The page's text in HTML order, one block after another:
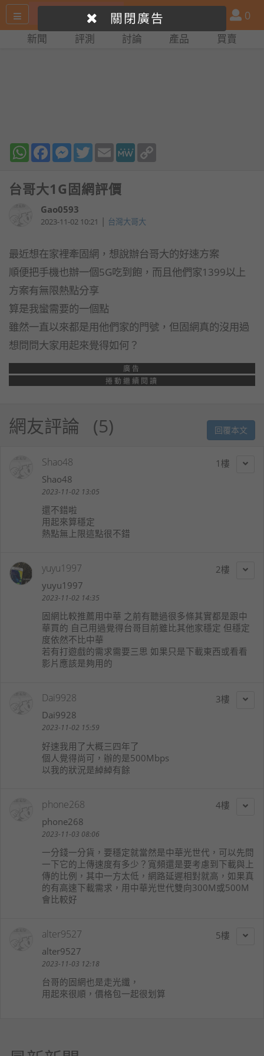
尋
產
品
比
會
員
0
新聞 評測 討論 產品 買賣
WhatsAppFacebookMessenger
TwitterEmail MeWe
台哥大1G固網評價
Gao0593
2023-11-02 10:21 | 台灣大哥大
最近想在家裡牽固網，想說辦台哥大的好速方案
順便把手機也辦一個5G吃到飽，而且他們家1399以上
方案有無限熱點分享
算是我蠻需要的一個點
雖然一直以來都是用他們家的門號，但固網真的沒用過
想問問大家用起來覺得如何？
關閉廣告
廣告
捲動繼續閱讀
網友評論 5 回覆本文
1
Shao48
Shao48
2023-11-02 13:05
還不錯啦
用起來算穩定
熱點無上限這點很不錯
2
yuyu1997
yuyu1997
2023-11-02 14:35
固網比較推薦用中華 之前有聽過很多條其實都是跟中
華買的 自己用過覺得台哥目前雖比其他家穩定 但穩定
度依然不比中華
若有打遊戲的需求需要三思 如果只是下載東西或看看
影片應該是夠用的
3
Dai9928
Dai9928
2023-11-02 15:59
好速我用了大概三四年了
個人覺得尚可，辦的是500Mbps
以我的狀況是綽綽有餘
4
phone268
phone268
2023-11-03 08:06
一分錢一分貨，要穩定就當然是中華光世代，可以先問
一下它的上傳速度有多少？寬頻還是要考慮到下載與上
傳的比例，其中一方太低，網路延遲相對就高，如果真
的有高速下載需求，用中華光世代雙向300M或500M
會比較好
5
alter9527
alter9527
2023-11-03 12:18
台哥的固網也是走光纖，
用起來很順，價格包一起很划算